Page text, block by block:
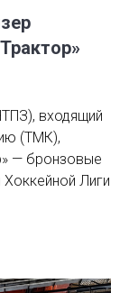
входящий
(ТМК),
— бронзовые
Лиги